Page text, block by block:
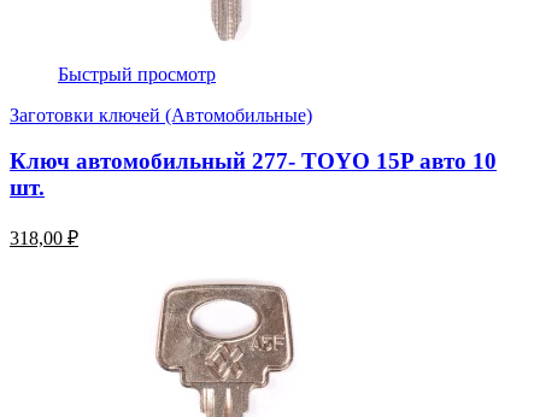
Быстрый просмотр
Заготовки ключей (Автомобильные)
Ключ автомобильный 277- TOYO 15P авто 10
шт.
318,00 ₽